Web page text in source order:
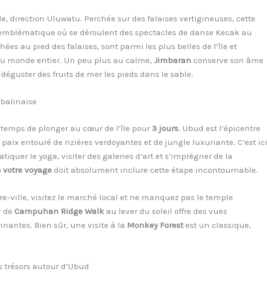
direction Uluwatu. Perchée sur des falaises vertigineuses, cette
où se déroulent des spectacles de danse Kecak au
au pied des falaises, sont parmi les plus belles de l’île et
monde entier. Un peu plus au calme, Jimbaran conserve son âme
des fruits de mer les pieds dans le sable.
de plonger au cœur de l’île pour 3 jours. Ubud est l’épicentre
entouré de rizières verdoyantes et de jungle luxuriante. C’est ici
le yoga, visiter des galeries d’art et s’imprégner de la
voyagedoit absolument inclure cette étape incontournable.
ville, visitez le marché local et ne manquez pas le temple
de Campuhan Ridge Walkau lever du soleil offre des vues
Bien sûr, une visite à la Monkey Forestest un classique,
trésors autour d’Ubud